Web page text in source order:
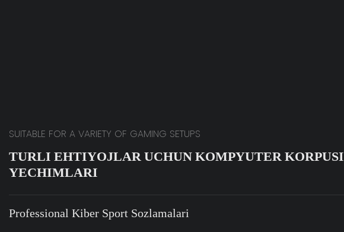
SUITABLE FOR A VARIETY OF GAMING SETUPS
TURLI EHTIYOJLAR UCHUN KOMPYUTER KORPUSI
YECHIMLARI
Professional Kiber Sport Sozlamalari